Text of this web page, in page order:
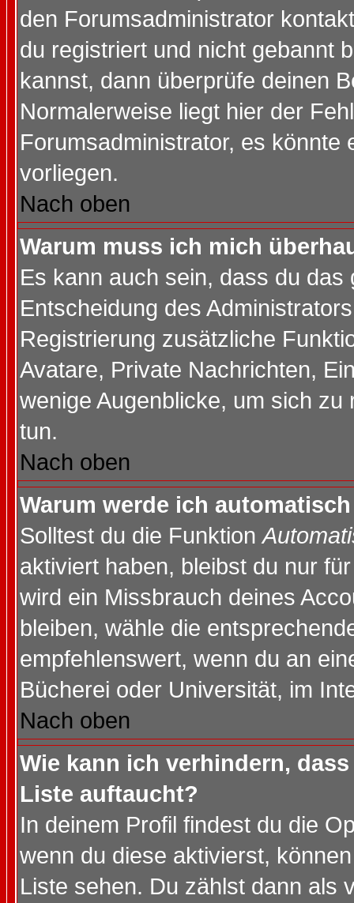
den Forumsadministrator
du registriert und nicht gebannt
kannst, dann überprüfe deinen
Normalerweise liegt hier der
Forumsadministrator, es könnte
vorliegen.
Nach oben
Warum muss ich mich
Es kann auch sein, dass du
Entscheidung des
Registrierung zusätzliche
Avatare, Private Nachrichten,
wenige Augenblicke, um sich
tun.
Nach oben
Warum werde ich
Solltest du die Funktion
aktiviert haben, bleibst du nur
wird ein Missbrauch deines
bleiben, wähle die
empfehlenswert, wenn du an
Bücherei oder Universität, im
Nach oben
Wie kann ich verhindern,
Liste auftaucht?
In deinem Profil findest du die
wenn du diese aktivierst,
Liste sehen. Du zählst dann als